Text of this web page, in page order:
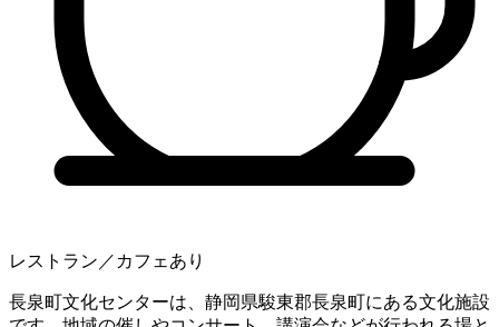
レストラン／カフェあり
長泉町文化センターは、静岡県駿東郡長泉町にある文化施設